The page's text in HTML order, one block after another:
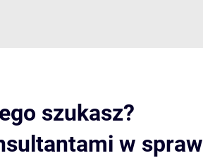
szukasz?
w